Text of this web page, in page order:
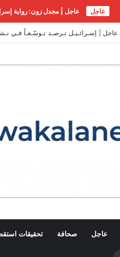
عاجل عاجل | مجدل زون: رواية
عاجل | إسـرائـيـل تـرصـد تـوسّـعـاً فـي
عاجل صحافة تحقيقات